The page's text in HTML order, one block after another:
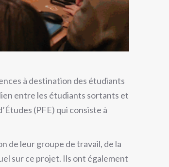
à destination des étudiants
entre les étudiants sortants et
(PFE) qui consiste à
de leur groupe de travail, de la
sur ce projet. Ils ont également